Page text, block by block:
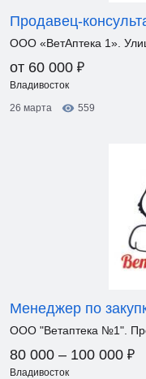
Продавец-
ООО «ВетАптека 1».
от 60 000 ₽
Владивосток
26 марта
559
Менеджер по
ООО "Ветаптека №1".
80 000 – 100 000 ₽
Владивосток